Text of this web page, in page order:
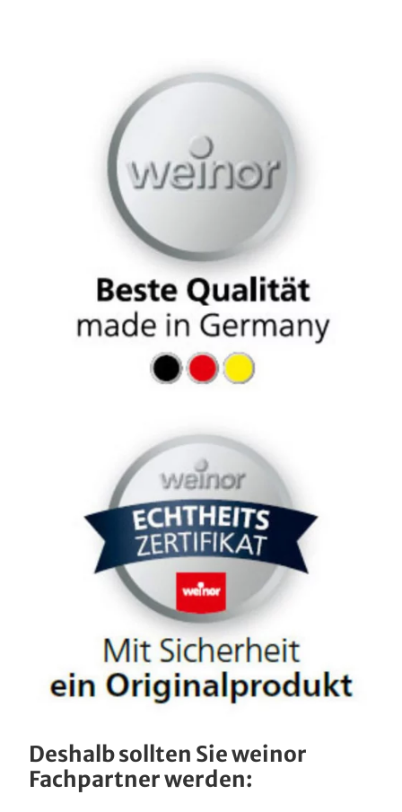
Deshalb sollten Sie weinor
Fachpartner werden: